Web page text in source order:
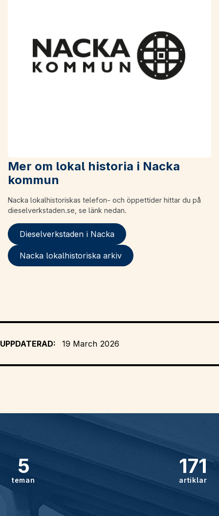
Mer om lokal historia i Nacka
kommun
Nacka lokalhistoriskas telefon- och öppettider hittar du på
dieselverkstaden.se, se länk nedan.
Dieselverkstaden i Nacka
Nacka lokalhistoriska arkiv
UPPDATERAD: 19 March 2026
5
teman
171
artiklar